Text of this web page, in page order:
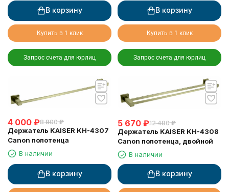
В корзину
Купить в 1 клик
Запрос счета для юрлиц
В корзину
Купить в 1 клик
Запрос счета для юрлиц
4 000 ₽8 800 ₽
Держатель KAISER KH-4307
Canon полотенца
В наличии
В корзину
5 670 ₽12 480 ₽
Держатель KAISER KH-4308
Canon полотенца, двойной
В наличии
В корзину